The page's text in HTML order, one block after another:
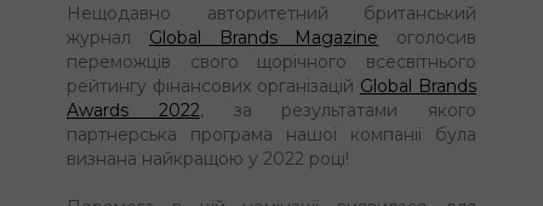
Нещодавно авторитетний британський
журнал Global Brands Magazine оголосив
переможців свого щорічного всесвітнього
рейтингу фінансових організацій Global Brands
Awards 2022, за результатами якого
партнерська програма нашої компанії була
визнана найкращою у 2022 році!